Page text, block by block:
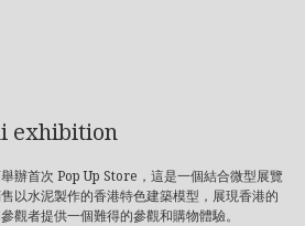
exhibition
辦首次 Pop Up Store，這是一個結合微型展覽
以水泥製作的香港特色建築模型，展現香港的
觀者提供一個難得的參觀和購物體驗。